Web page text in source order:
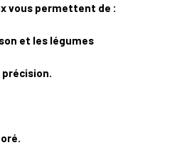
vous permettent de :
et les légumes